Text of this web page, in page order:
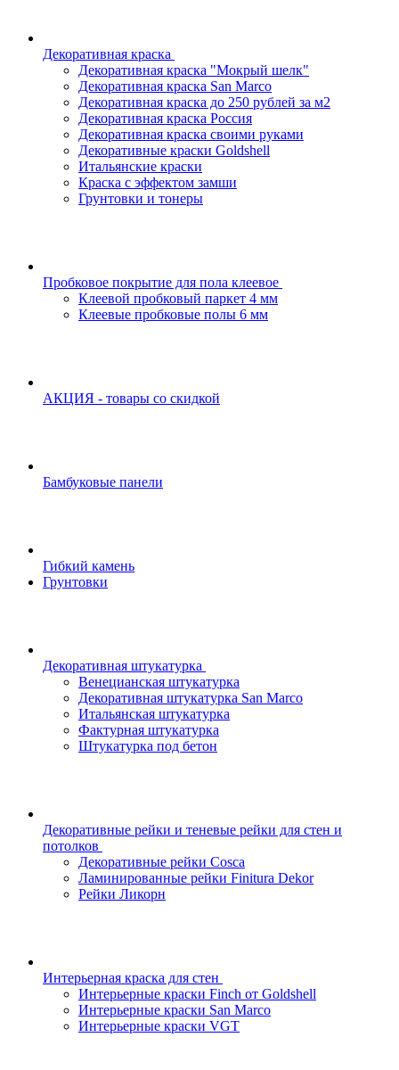
Декоративная краска
Декоративная краска "Мокрый шелк"
Декоративная краска San Marco
Декоративная краска до 250 рублей за м2
Декоративная краска Россия
Декоративная краска своими руками
Декоративные краски Goldshell
Итальянские краски
Краска с эффектом замши
Грунтовки и тонеры
Пробковое покрытие для пола клеевое
Клеевой пробковый паркет 4 мм
Клеевые пробковые полы 6 мм
АКЦИЯ - товары со скидкой
Бамбуковые панели
Гибкий камень
Грунтовки
Декоративная штукатурка
Венецианская штукатурка
Декоративная штукатурка San Marco
Итальянская штукатурка
Фактурная штукатурка
Штукатурка под бетон
Декоративные рейки и теневые рейки для стен и
потолков
Декоративные рейки Cosca
Ламинированные рейки Finitura Dekor
Рейки Ликорн
Интерьерная краска для стен
Интерьерные краски Finch от Goldshell
Интерьерные краски San Marco
Интерьерные краски VGT